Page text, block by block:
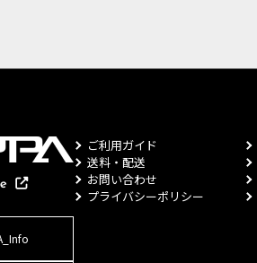
ご利用ガイド
送料・配送
お問い合わせ
プライバシーポリシー